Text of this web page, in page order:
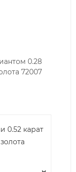
0.28
72007
0.52 карат